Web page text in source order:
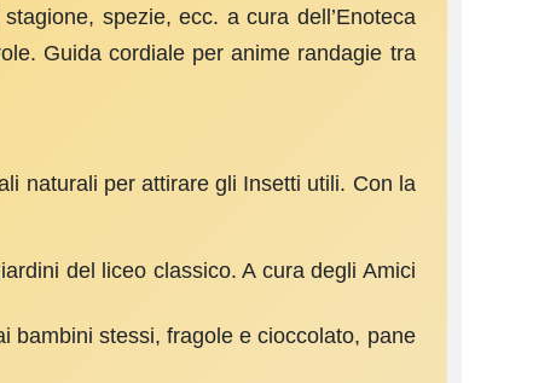
spezie, ecc. a cura dell’Enoteca
Guida cordiale per anime randagie tra
naturali per attirare gli Insetti utili. Con la
del liceo classico. A cura degli Amici
bambini stessi, fragole e cioccola­to, pane